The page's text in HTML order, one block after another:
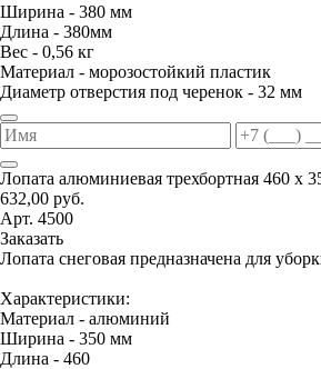
Ширина - 380 мм
Длина - 380мм
Вес - 0,56 кг
Материал - морозостойкий пластик
Диаметр отверстия под черенок - 32 мм
Лопата алюминиевая трехбортная 460 х
632,00 руб.
Арт. 4500
Заказать
Лопата снеговая предназначена для
Характеристики:
Материал - алюминий
Ширина - 350 мм
Длина - 460